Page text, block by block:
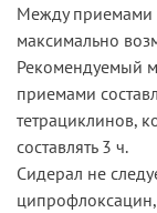
Между приемами
максимально
Рекомендуемый
приемами
тетрациклинов,
составлять 3 ч.
Сидерал не